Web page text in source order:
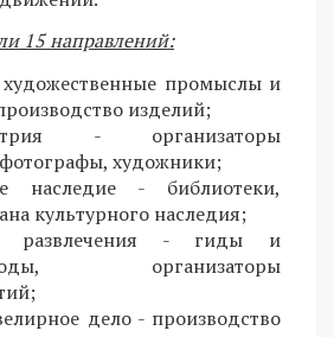
15 направлений:
промыслы и
изделий;
- организаторы
художники;
наследие - библиотеки,
культурного наследия;
развлечения - гиды и
организаторы
дело - производство